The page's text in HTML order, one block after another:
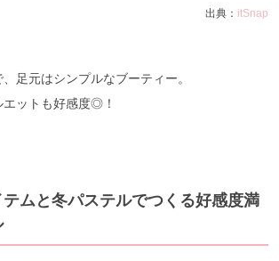
出典： itSnap
足元はシンプルなブーティー。
ットも好感度◎！
ムと冬パステルでつくる好感度満